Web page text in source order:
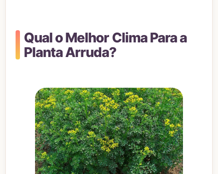
Qual o Melhor Clima Para a
Planta Arruda?